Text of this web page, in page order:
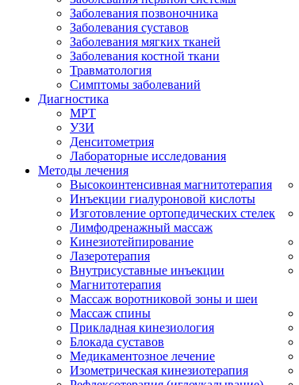
Заболевания позвоночника
Заболевания суставов
Заболевания мягких тканей
Заболевания костной ткани
Травматология
Симптомы заболеваний
Диагностика
МРТ
УЗИ
Денситометрия
Лабораторные исследования
Методы лечения
Высокоинтенсивная магнитотерапия
Инъекции гиалуроновой кислоты
Изготовление ортопедических стелек
Лимфодренажный массаж
Кинезиотейпирование
Лазеротерапия
Внутрисуставные инъекции
Магнитотерапия
Массаж воротниковой зоны и шеи
Массаж спины
Прикладная кинезиология
Блокада суставов
Медикаментозное лечение
Изометрическая кинезиотерапия